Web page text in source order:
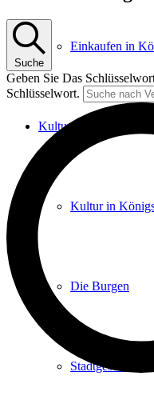
Einkaufen in
Kultur
Kultur in
Die Burgen
Stadtgeschichte
Suche
Geben Sie Das
Schlüsselwort.